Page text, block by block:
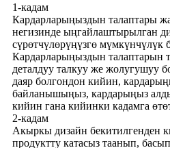
1-кадам
Кардарларыңыздын талаптары
негизинде ыңгайлаштырылган
сүрөтчүлөрүңүзгө мүмкүнчүлүк
Кардарларыңыздын талаптарын
деталдуу талкуу же жолугушуу
даяр болгондон кийин,
байланышыңыз, кардарыңыз
кийин гана кийинки кадамга
2-кадам
Акыркы дизайн бекитилгенден
продуктту катасыз таанып,